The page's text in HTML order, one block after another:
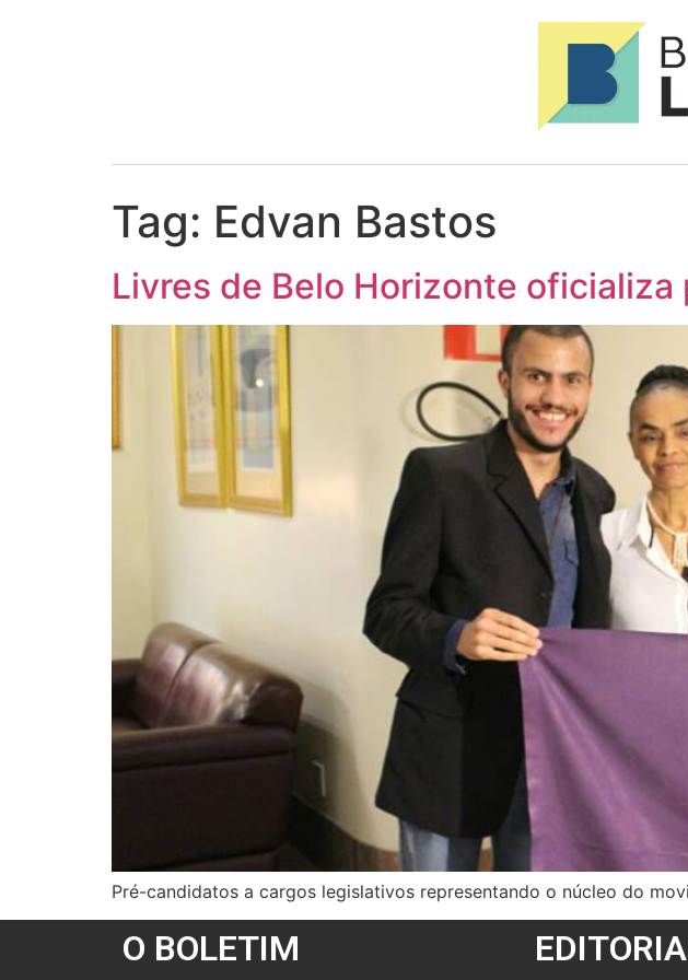
Tag: Edvan Bastos
Livres de Belo Horizonte
Pré-candidatos a cargos legislativos representando o núcleo do
O BOLETIM